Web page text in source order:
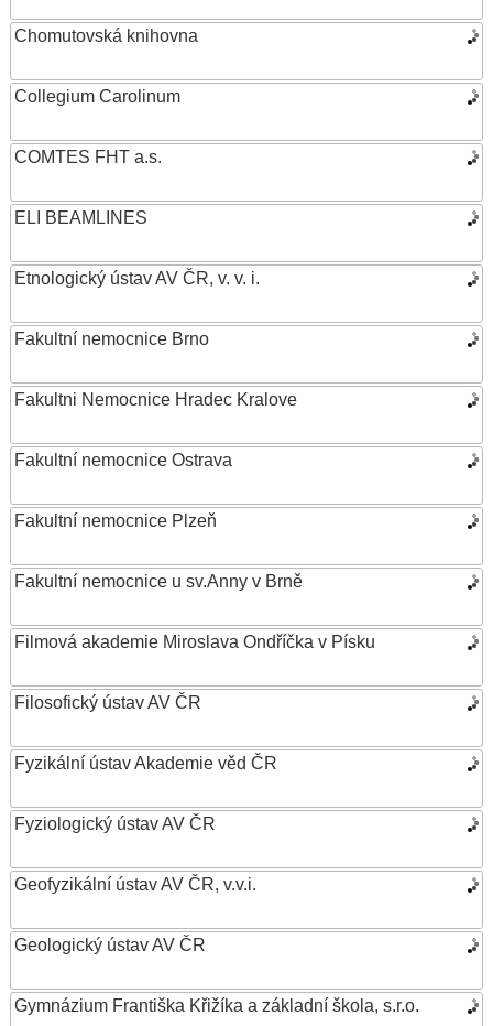
Chomutovská knihovna
Collegium Carolinum
COMTES FHT a.s.
ELI BEAMLINES
Etnologický ústav AV ČR, v. v. i.
Fakultní nemocnice Brno
Fakultni Nemocnice Hradec Kralove
Fakultní nemocnice Ostrava
Fakultní nemocnice Plzeň
Fakultní nemocnice u sv.Anny v Brně
Filmová akademie Miroslava Ondříčka v Písku
Filosofický ústav AV ČR
Fyzikální ústav Akademie věd ČR
Fyziologický ústav AV ČR
Geofyzikální ústav AV ČR, v.v.i.
Geologický ústav AV ČR
Gymnázium Františka Křižíka a základní škola, s.r.o.